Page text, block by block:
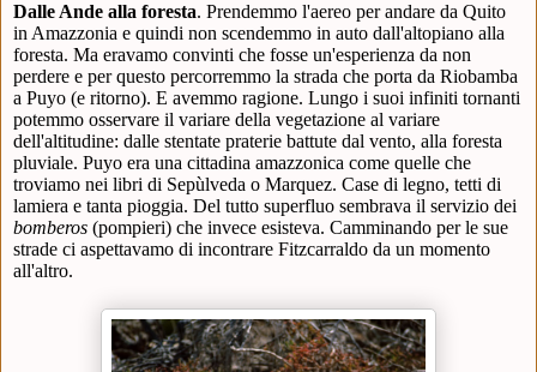
Dalle Ande alla foresta. Prendemmo l'aereo per andare da Quito
in Amazzonia e quindi non scendemmo in auto dall'altopiano alla
foresta. Ma eravamo convinti che fosse un'esperienza da non
perdere e per questo percorremmo la strada che porta da Riobamba
a Puyo (e ritorno). E avemmo ragione. Lungo i suoi infiniti tornanti
potemmo osservare il variare della vegetazione al variare
dell'altitudine: dalle stentate praterie battute dal vento, alla foresta
pluviale. Puyo era una cittadina amazzonica come quelle che
troviamo nei libri di Sepùlveda o Marquez. Case di legno, tetti di
lamiera e tanta pioggia. Del tutto superfluo sembrava il servizio dei
bomberos (pompieri) che invece esisteva. Camminando per le sue
strade ci aspettavamo di incontrare Fitzcarraldo da un momento
all'altro.